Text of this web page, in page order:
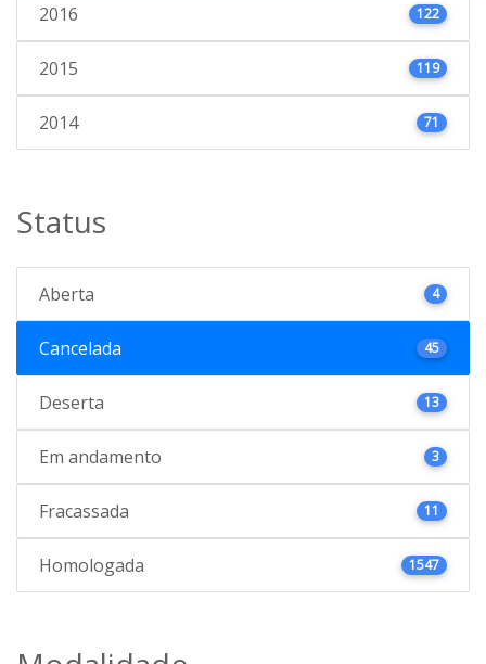
2016 122
2015 119
2014 71
Status
Aberta 4
Cancelada 45
Deserta 13
Em andamento 3
Fracassada 11
Homologada 1547